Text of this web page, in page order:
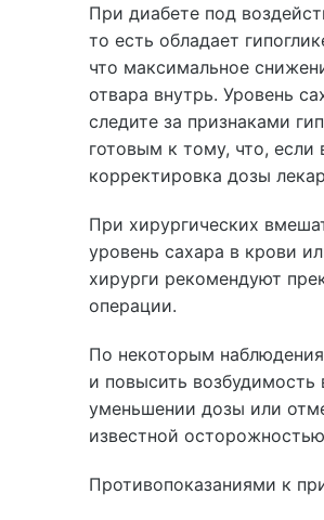
При диабете под
то есть обладает
что максимальное
отвара внутрь. Уровень
следите за признаками
готовым к тому, что, если
корректировка дозы
При хирургических
уровень сахара в крови
хирурги рекомендуют
операции.
По некоторым
и повысить возбудимость
уменьшении дозы или
известной
Противопоказаниями к